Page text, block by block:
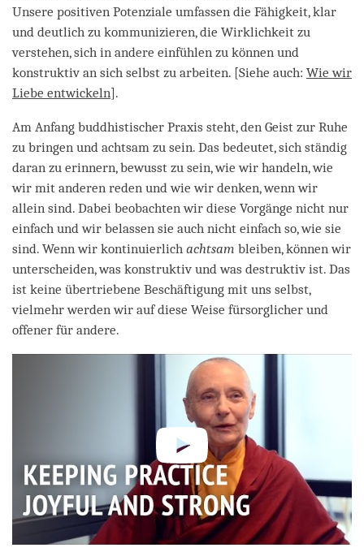
Unsere positiven Potenziale umfassen die Fähigkeit, klar
und deutlich zu kommunizieren, die Wirklichkeit zu
verstehen, sich in andere einfühlen zu können und
konstruktiv an sich selbst zu arbeiten. [Siehe auch: Wie wir
Liebe entwickeln].
Am Anfang buddhistischer Praxis steht, den Geist zur Ruhe
zu bringen und achtsam zu sein. Das bedeutet, sich ständig
daran zu erinnern, bewusst zu sein, wie wir handeln, wie
wir mit anderen reden und wie wir denken, wenn wir
allein sind. Dabei beobachten wir diese Vorgänge nicht nur
einfach und wir belassen sie auch nicht einfach so, wie sie
sind. Wenn wir kontinuierlich achtsam bleiben, können wir
unterscheiden, was konstruktiv und was destruktiv ist. Das
ist keine übertriebene Beschäftigung mit uns selbst,
vielmehr werden wir auf diese Weise fürsorglicher und
offener für andere.